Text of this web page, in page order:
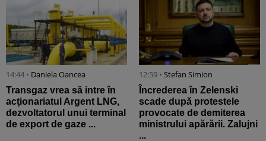
14:44 • Daniela Oancea
Transgaz vrea să intre în
acţionariatul Argent LNG,
dezvoltatorul unui terminal
de export de gaze ...
12:59 • Stefan Simion
Încrederea în Zelenski
scade după protestele
provocate de demiterea
ministrului apărării. Zalujni
...